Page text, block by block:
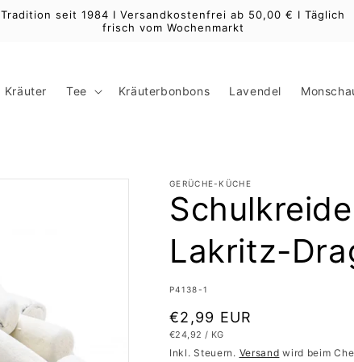
Tradition seit 1984 I Versandkostenfrei ab 50,00 € I Täglich
frisch vom Wochenmarkt
Kräuter Tee Kräuterbonbons Lavendel
GERÜCHE-KÜCHE
Lakritz-
SKU:
P4138-1
Normaler
Preis
€2,99 EUR
GRUNDPREIS
€24,92 / PRO
KG
Inkl. Steuern. Versand wird beim